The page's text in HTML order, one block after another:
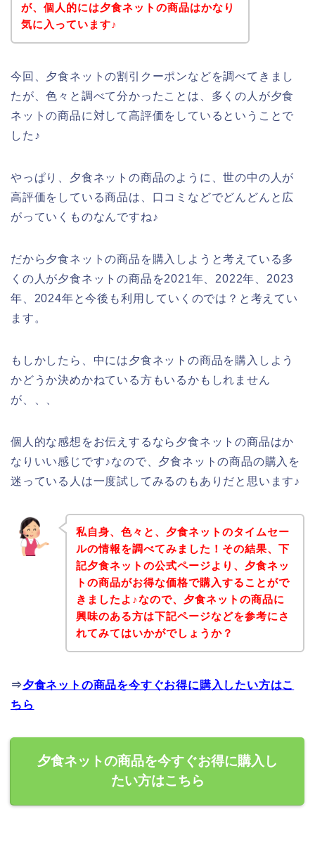
が、個人的には夕食ネットの商品はかなり
気に入っています♪
今回、夕食ネットの割引クーポンなどを調べてきまし
たが、色々と調べて分かったことは、多くの人が夕食
ネットの商品に対して高評価をしているということで
した♪
やっぱり、夕食ネットの商品のように、世の中の人が
高評価をしている商品は、口コミなどでどんどんと広
がっていくものなんですね♪
だから夕食ネットの商品を購入しようと考えている多
くの人が夕食ネットの商品を2021年、2022年、2023
年、2024年と今後も利用していくのでは？と考えてい
ます。
もしかしたら、中には夕食ネットの商品を購入しよう
かどうか決めかねている方もいるかもしれません
が、、、
個人的な感想をお伝えするなら夕食ネットの商品はか
なりいい感じです♪なので、夕食ネットの商品の購入を
迷っている人は一度試してみるのもありだと思います♪
私自身、色々と、夕食ネットのタイムセー
ルの情報を調べてみました！その結果、下
記夕食ネットの公式ページより、夕食ネッ
トの商品がお得な価格で購入することがで
きましたよ♪なので、夕食ネットの商品に
興味のある方は下記ページなどを参考にさ
れてみてはいかがでしょうか？
⇒夕食ネットの商品を今すぐお得に購入したい方はこ
ちら
夕食ネットの商品を今すぐお得に購入し
たい方はこちら